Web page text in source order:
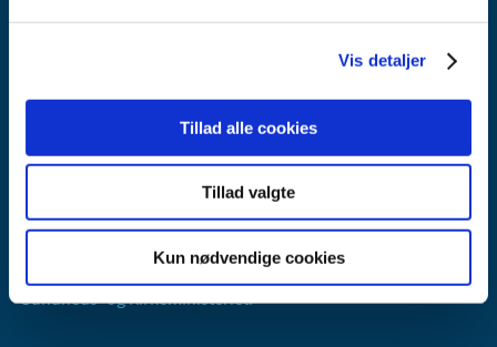
Vis detaljer
Tillad alle cookies
Tillad valgte
Kun nødvendige cookies
Axel Heides Gade 1
Email:dkma@dkma.dk
Lægemiddelstyrelsen er en del af
Sundheds- og Kirkeministeriet.